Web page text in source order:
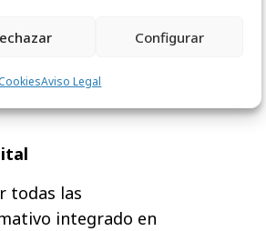
Configurar
Aviso Legal
Hub de
e Inteligencia
entre sus
a un cliente
todas las
integrado en